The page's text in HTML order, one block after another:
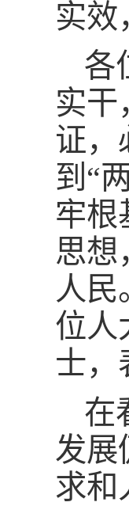
实效
各
实干
证，
到“
牢根
思想
人民
位人
士，
在
发展
求和